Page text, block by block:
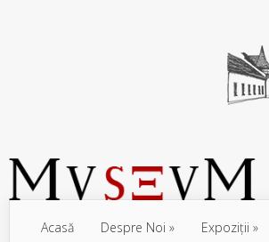
Acasă Despre Noi Expoziţii